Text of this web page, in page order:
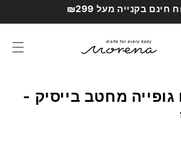
חינם בקנייה מעל ₪299
מחטב בייסיק -